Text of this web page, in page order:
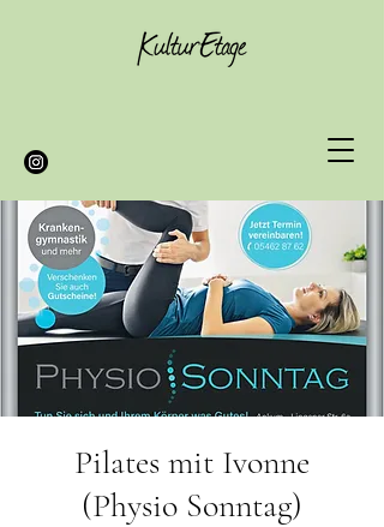
Pilates mit Ivonne
(Physio Sonntag)